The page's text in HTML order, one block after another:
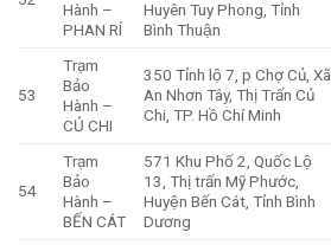
Hành –
PHAN RÍ
Huyên Tuy Phong, Tỉnh
Bình Thuận
53
Trạm
Bảo
Hành –
CỦ CHI
350 Tỉnh lộ 7, p Chợ Củ, Xã
An Nhơn Tây, Thị Trấn Củ
Chi, TP. Hồ Chí Minh
54
Trạm
Bảo
Hành –
BẾN CÁT
571 Khu Phố 2, Quốc Lộ
13, Thị trấn Mỹ Phước,
Huyện Bến Cát, Tỉnh Bình
Dương